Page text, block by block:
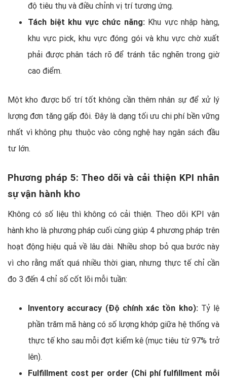
độ tiêu thụ và điều chỉnh vị trí tương ứng.
Tách biệt khu vực chức năng: Khu vực nhập hàng,
khu vực pick, khu vực đóng gói và khu vực chờ xuất
phải được phân tách rõ để tránh tắc nghẽn trong giờ
cao điểm.
Một kho được bố trí tốt không cần thêm nhân sự để xử lý
lượng đơn tăng gấp đôi. Đây là dạng tối ưu chi phí bền vững
nhất vì không phụ thuộc vào công nghệ hay ngân sách đầu
tư lớn.
Phương pháp 5: Theo dõi và cải thiện KPI nhân
sự vận hành kho
Không có số liệu thì không có cải thiện. Theo dõi KPI vận
hành kho là phương pháp cuối cùng giúp 4 phương pháp trên
hoạt động hiệu quả về lâu dài. Nhiều shop bỏ qua bước này
vì cho rằng mất quá nhiều thời gian, nhưng thực tế chỉ cần
đo 3 đến 4 chỉ số cốt lõi mỗi tuần:
Inventory accuracy (Độ chính xác tồn kho): Tỷ lệ
phần trăm mã hàng có số lượng khớp giữa hệ thống và
thực tế kho sau mỗi đợt kiểm kê (mục tiêu từ 97% trở
lên).
Fulfillment cost per order (Chi phí fulfillment mỗi